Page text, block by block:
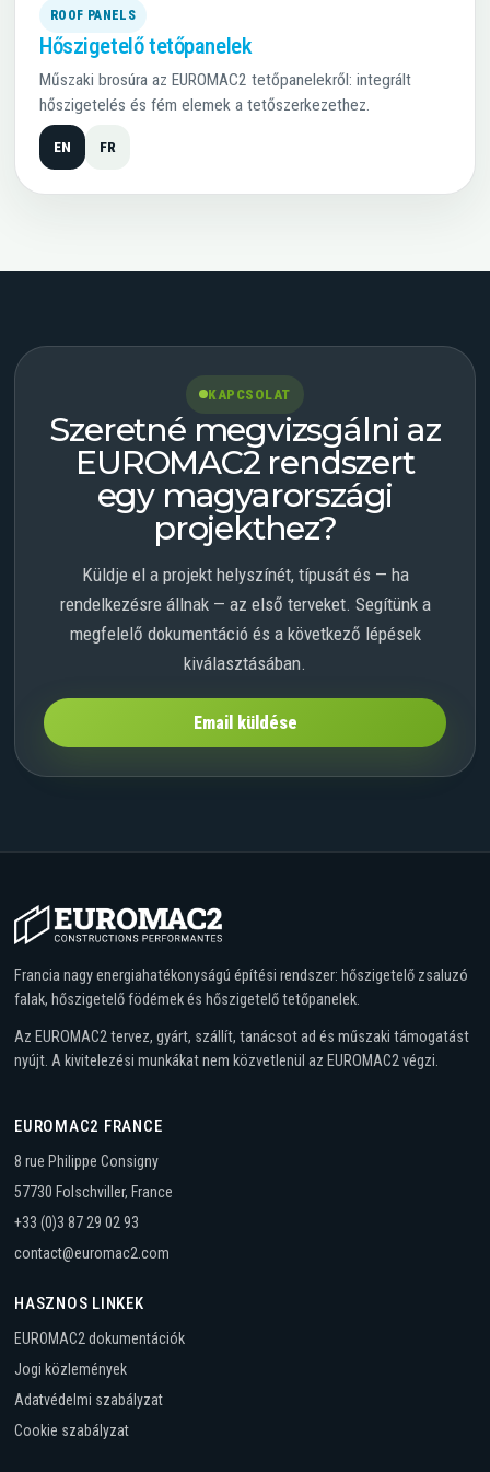
ROOF PANELS
Hőszigetelő tetőpanelek
Műszaki brosúra az EUROMAC2 tetőpanelekről: integrált
hőszigetelés és fém elemek a tetőszerkezethez.
EN FR
KAPCSOLAT
Szeretné megvizsgálni az
EUROMAC2 rendszert
egy magyarországi
projekthez?
Küldje el a projekt helyszínét, típusát és — ha
rendelkezésre állnak — az első terveket. Segítünk a
megfelelő dokumentáció és a következő lépések
kiválasztásában.
Email küldése
Francia nagy energiahatékonyságú építési rendszer: hőszigetelő zsaluzó
falak, hőszigetelő födémek és hőszigetelő tetőpanelek.
Az EUROMAC2 tervez, gyárt, szállít, tanácsot ad és műszaki támogatást
nyújt. A kivitelezési munkákat nem közvetlenül az EUROMAC2 végzi.
EUROMAC2 FRANCE
8 rue Philippe Consigny
57730 Folschviller, France
+33 (0)3 87 29 02 93
contact@euromac2.com
HASZNOS LINKEK
EUROMAC2 dokumentációk
Jogi közlemények
Adatvédelmi szabályzat
Cookie szabályzat